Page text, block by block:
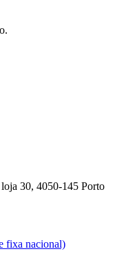
30, 4050-145 Porto
fixa nacional)